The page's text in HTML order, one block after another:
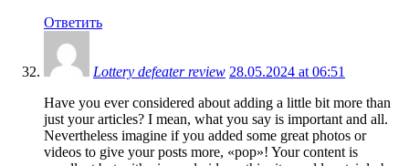
Ответить
Lottery defeater review 28.05.2024 at 06:51
Have you ever considered about adding a little bit more than
just your articles? I mean, what you say is important and all.
Nevertheless imagine if you added some great photos or
videos to give your posts more, «pop»! Your content is